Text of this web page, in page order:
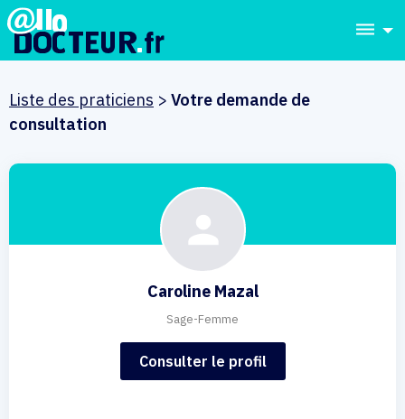
dehaze
Liste des praticiens > Votre demande de
consultation
Caroline Mazal
Sage-Femme
Consulter le profil